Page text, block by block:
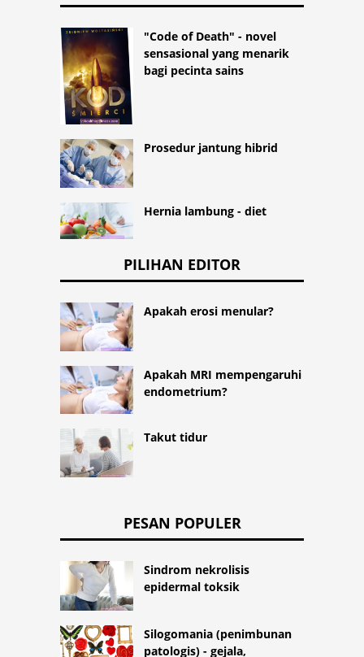
"Code of Death" - novel
sensasional yang menarik
bagi pecinta sains
Prosedur jantung hibrid
Hernia lambung - diet
PILIHAN EDITOR
Apakah erosi menular?
Apakah MRI mempengaruhi
endometrium?
Takut tidur
PESAN POPULER
Sindrom nekrolisis
epidermal toksik
Silogomania (penimbunan
patologis) - gejala,